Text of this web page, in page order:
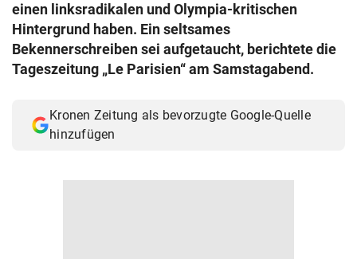
einen linksradikalen und Olympia-kritischen
Hintergrund haben. Ein seltsames
Bekennerschreiben sei aufgetaucht, berichtete die
Tageszeitung „Le Parisien“ am Samstagabend.
Kronen Zeitung als bevorzugte Google-Quelle
hinzufügen